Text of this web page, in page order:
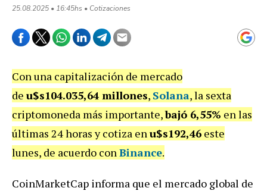
25.08.2025 • 16:45hs • Cotizaciones
Con una capitalización de mercado
de u$s104.035,64 millones, Solana, la sexta
criptomoneda más importante,bajó 6,55% en las
últimas 24 horas y cotiza enu$s192,46 este
lunes, de acuerdo conBinance.
CoinMarketCap informa que el mercado global de